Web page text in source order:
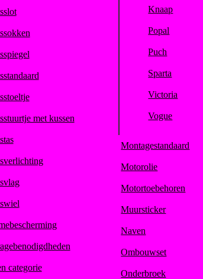
met kussen
categorie
Knaap
Popal
Puch
Sparta
Victoria
Vogue
Montagestandaard
Motorolie
Motortoebehoren
Muursticker
Naven
Ombouwset
Onderbroek